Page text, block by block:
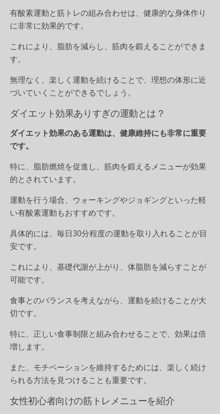
有酸素運動と筋トレの組み合わせは、健康的な身体作り
に非常に効果的です。
これにより、脂肪を減らし、筋肉を鍛えることができま
す。
無理なく、楽しく運動を続けることで、理想の体形に近
づいていくことができるでしょう。
ダイエット効果ありすぎの運動とは？
ダイエット効果のある運動は、健康維持にも非常に重要
です。
特に、脂肪燃焼を促進し、筋肉を鍛えるメニューが効果
的とされています。
運動を行う場合、ウォーキングやジョギングといった軽
い有酸素運動もおすすめです。
具体的には、毎日30分程度の運動を取り入れることが目
安です。
これにより、基礎代謝が上がり、体脂肪を減らすことが
可能です。
食事とのバランスを考えながら、運動を続けることが大
切です。
特に、正しい食事制限と組み合わせることで、効果は倍
増します。
また、モチベーションを維持するためには、楽しく続け
られる方法を見つけることも重要です。
女性初心者向けの筋トレメニューを紹介